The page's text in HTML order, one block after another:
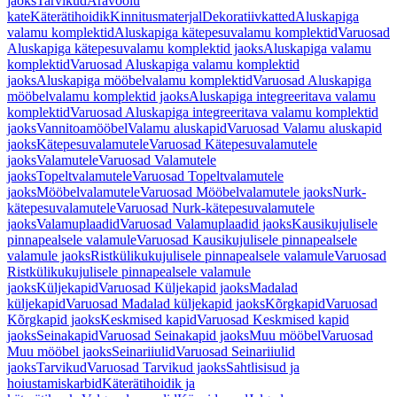
kateKäterätihoidikKinnitusmaterjalDekoratiivkattedAluskapiga
valamu komplektidAluskapiga kätepesuvalamu komplektidVaruosad
Aluskapiga kätepesuvalamu komplektid jaoksAluskapiga valamu
komplektidVaruosad Aluskapiga valamu komplektid
jaoksAluskapiga mööbelvalamu komplektidVaruosad Aluskapiga
mööbelvalamu komplektid jaoksAluskapiga integreeritava valamu
komplektidVaruosad Aluskapiga integreeritava valamu komplektid
jaoksVannitoamööbelValamu aluskapidVaruosad Valamu aluskapid
jaoksKätepesuvalamuteleVaruosad Kätepesuvalamutele
jaoksValamuteleVaruosad Valamutele
jaoksTopeltvalamuteleVaruosad Topeltvalamutele
jaoksMööbelvalamuteleVaruosad Mööbelvalamutele jaoksNurk-
kätepesuvalamuteleVaruosad Nurk-kätepesuvalamutele
jaoksValamuplaadidVaruosad Valamuplaadid jaoksKausikujulisele
pinnapealsele valamuleVaruosad Kausikujulisele pinnapealsele
valamule jaoksRistkülikukujulisele pinnapealsele valamuleVaruosad
Ristkülikukujulisele pinnapealsele valamule
jaoksKüljekapidVaruosad Küljekapid jaoksMadalad
küljekapidVaruosad Madalad küljekapid jaoksKõrgkapidVaruosad
Kõrgkapid jaoksKeskmised kapidVaruosad Keskmised kapid
jaoksSeinakapidVaruosad Seinakapid jaoksMuu mööbelVaruosad
Muu mööbel jaoksSeinariiulidVaruosad Seinariiulid
jaoksTarvikudVaruosad Tarvikud jaoksSahtlisisud ja
hoiustamiskarbidKäterätihoidik ja